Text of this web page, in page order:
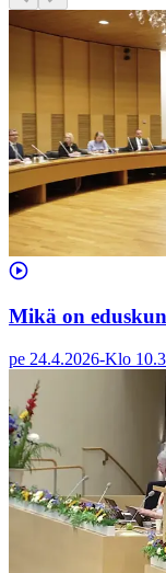
Mikä on
pe 24.4.2026-Klo